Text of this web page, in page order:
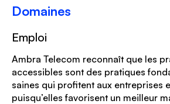
Domaines
Emploi
Ambra Telecom reconnaît que les
accessibles sont des pratiques
saines qui profitent aux entreprises
puisqu’elles favorisent un meilleur